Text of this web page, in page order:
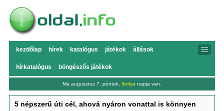
kezdőlap hírek katalógus játékok állások
hírkatalógus böngészős játékok
Ma augusztus 7, péntek, Ibolya napja van.
5 népszerű úti cél, ahová nyáron vonattal is könnyen